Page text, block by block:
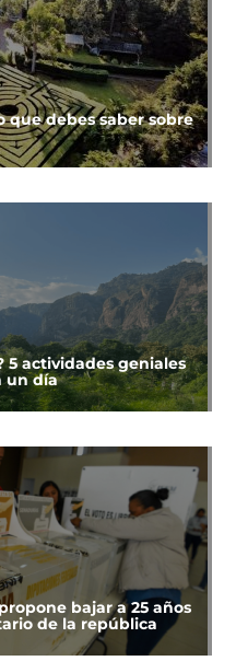
que debes saber sobre
5 actividades geniales
un día
bajar a 25 años
de la república